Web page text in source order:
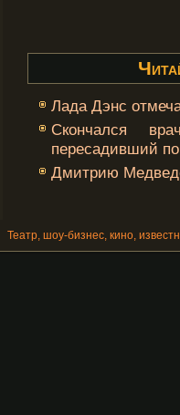
Лада Дэнс
Скончался
пересадивший
Дмитрию
Театр, шоу-бизнес, кино,